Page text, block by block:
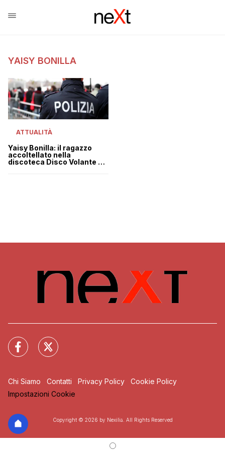
YAISY BONILLA
ATTUALITÀ
Yaisy Bonilla: il ragazzo
accoltellato nella
discoteca Disco Volante è
Chi Siamo Contatti Privacy Policy
Cookie Policy
Impostazioni Cookie
Copyright © 2026 by Nexilia. All Rights Reserved